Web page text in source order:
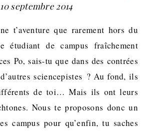
10 septembre 2014
étudiant de campus fraîchement
Po, sais-tu que dans des contrées
sciencepistes ? Au fond, ils
de toi… Mais ils ont leurs
Nous te proposons donc un
campus pour qu’enfin, tu saches